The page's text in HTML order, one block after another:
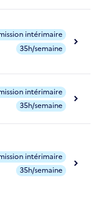
intérimaire
35h/semaine
intérimaire
35h/semaine
intérimaire
35h/semaine